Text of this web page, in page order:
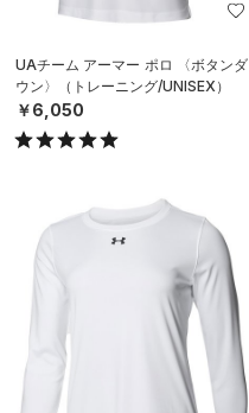
UAチーム アーマー ポロ 〈ボタンダ
ウン〉（トレーニング/UNISEX）
￥6,050